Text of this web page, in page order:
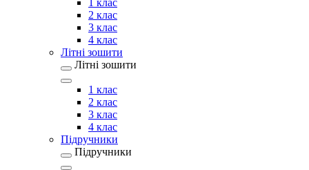
1 клас
2 клас
3 клас
4 клас
Літні зошити
Літні зошити
1 клас
2 клас
3 клас
4 клас
Підручники
Підручники